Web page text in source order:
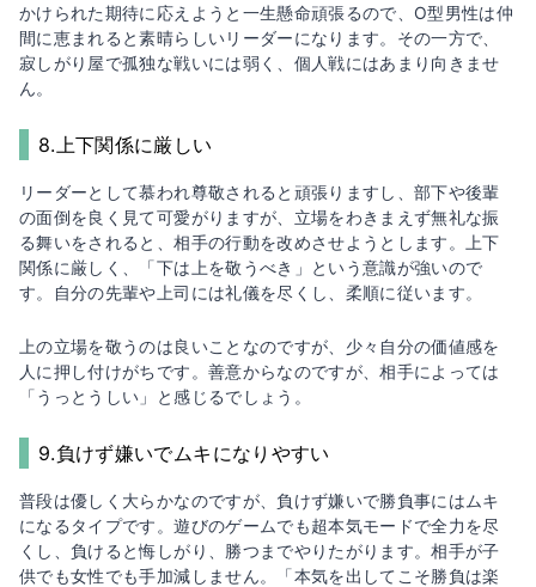
かけられた期待に応えようと一生懸命頑張るので、O型男性は仲
間に恵まれると素晴らしいリーダーになります。その一方で、
寂しがり屋で孤独な戦いには弱く、個人戦にはあまり向きませ
ん。
8.上下関係に厳しい
リーダーとして慕われ尊敬されると頑張りますし、部下や後輩
の面倒を良く見て可愛がりますが、立場をわきまえず無礼な振
る舞いをされると、相手の行動を改めさせようとします。上下
関係に厳しく、「下は上を敬うべき」という意識が強いので
す。自分の先輩や上司には礼儀を尽くし、柔順に従います。
上の立場を敬うのは良いことなのですが、少々自分の価値感を
人に押し付けがちです。善意からなのですが、相手によっては
「うっとうしい」と感じるでしょう。
9.負けず嫌いでムキになりやすい
普段は優しく大らかなのですが、負けず嫌いで勝負事にはムキ
になるタイプです。遊びのゲームでも超本気モードで全力を尽
くし、負けると悔しがり、勝つまでやりたがります。相手が子
供でも女性でも手加減しません。「本気を出してこそ勝負は楽